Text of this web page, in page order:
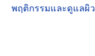
พฤติกรรมและดูแลผิว